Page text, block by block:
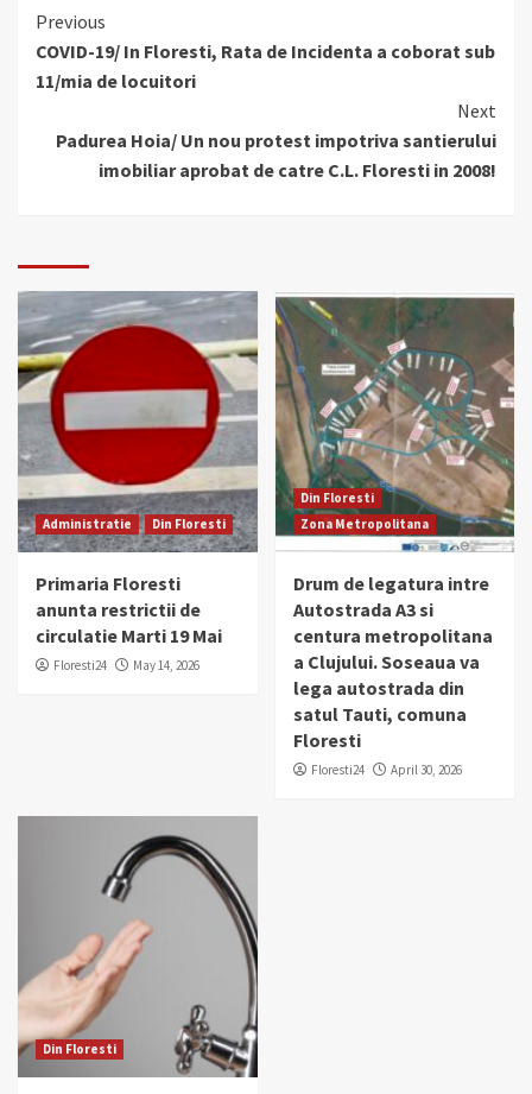
Continue
Reading
Previous
COVID-19/ In Floresti, Rata de Incidenta a coborat sub
11/mia de locuitori
Next
Padurea Hoia/ Un nou protest impotriva santierului
imobiliar aprobat de catre C.L. Floresti in 2008!
Administratie Din Floresti
Primaria Floresti
anunta restrictii de
circulatie Marti 19 Mai
Floresti24 May 14, 2026
Din Floresti
Zona Metropolitana
Drum de legatura intre
Autostrada A3 si
centura metropolitana
a Clujului. Soseaua va
lega autostrada din
satul Tauti, comuna
Floresti
Floresti24 April 30, 2026
Din Floresti